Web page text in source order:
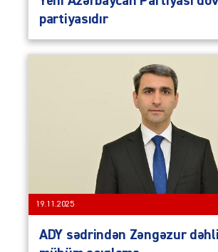
partiyasıdır
19.11.2025
ADY sədrindən Zəngəzur